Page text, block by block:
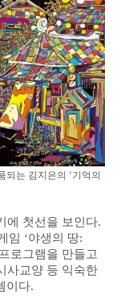
되는 김지은의 ‘기억의
에 첫선을 보인다.
임 ‘야생의 땅:
로그램을 만들고
사교양 등 익숙한
이다.